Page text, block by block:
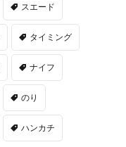
スエード
タイミング
ナイフ
のり
ハンカチ